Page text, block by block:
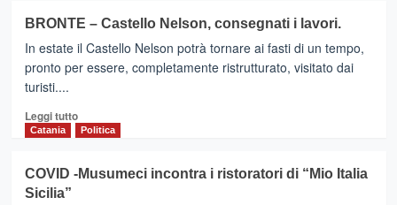
LE
PROPOSTE
DELLE
VINO
PORTATE
DA
BRONTE – Castello Nelson, consegnati i lavori.
In estate il Castello Nelson potrà tornare ai fasti di un tempo,
pronto per essere, completamente ristrutturato, visitato dai
turisti....
Leggi tuttoLeggi
di
BRONTE
Catania Politica
COVID -Musumeci incontra i ristoratori di “Mio Italia
Sicilia”